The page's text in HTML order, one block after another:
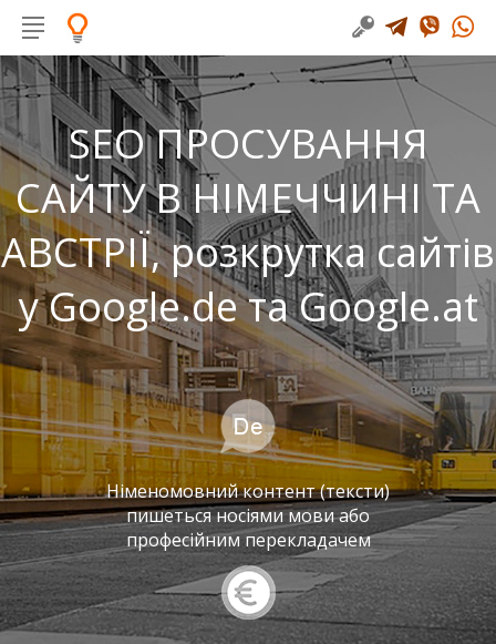
SEO ПРОСУВАННЯ
САЙТУ В НІМЕЧЧИНІ ТА
АВСТРІЇ, розкрутка сайтів
у Google.de та Google.at
Німеномовний контент (тексти)
пишеться носіями мови або
професійним перекладачем